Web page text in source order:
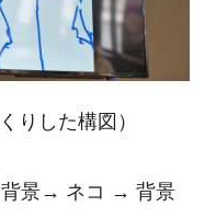
りした構図）
景→ ネコ → 背景